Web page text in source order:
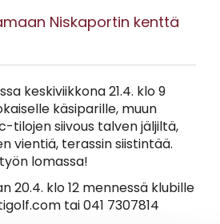
Niskaportin kenttä
keskiviikkona 21.4. klo 9
käsiparille, muun
tilojen siivous talven jäljiltä,
vientiä, terassin siistintää.
lomassa!
20.4. klo 12 mennessä klubille
tai 041 7307814